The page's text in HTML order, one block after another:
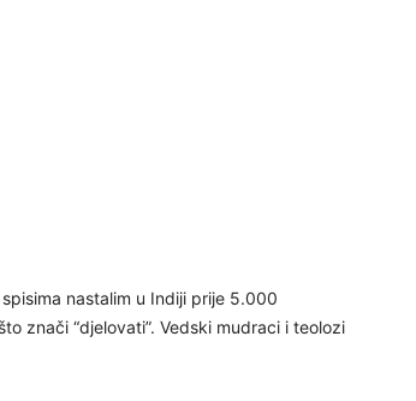
nastalim u Indiji prije 5.000
znači “djelovati”. Vedski mudraci i teolozi